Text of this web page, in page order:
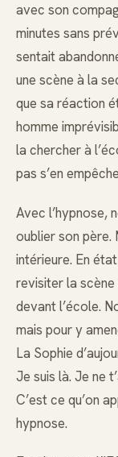
avec son
minutes sans
sentait
une scène à la
que sa réaction
homme
la chercher à
pas s’en
Avec l’hypnose,
oublier son père.
intérieure. En
revisiter la
devant l’école.
mais pour y
La Sophie
Je suis là. Je ne
C’est ce qu’on
hypnose.